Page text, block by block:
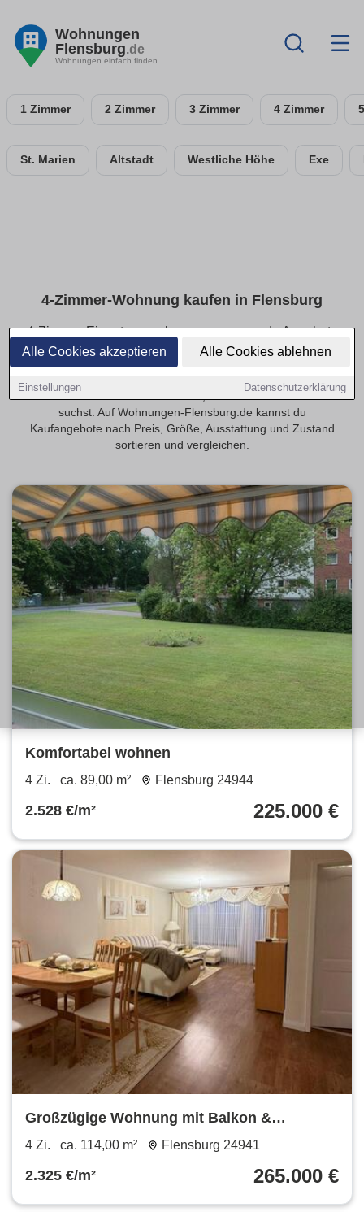
Alle Cookies akzeptieren Alle Cookies ablehnen
Einstellungen Datenschutzerklärung
Wohnungen
Flensburg.de
Wohnungen einfach finden
1 Zimmer 2 Zimmer 3 Zimmer 4 Zimmer
St. Marien Altstadt Westliche Höhe Exe
4-Zimmer-Wohnung kaufen in Flensburg
4-Zimmer-Eigentumswohnungen: passende Angebote
schnell finden
wenn du mehr Raum für Familie, Gäste oder Homeoffice
suchst. Auf Wohnungen-Flensburg.de kannst du
Kaufangebote nach Preis, Größe, Ausstattung und Zustand
sortieren und vergleichen.
Komfortabel wohnen
4 Zi. ca. 89,00 m² Flensburg 24944
2.528 €/m² 225.000 €
Großzügige Wohnung mit Balkon &
Stellplatz in FL
4 Zi. ca. 114,00 m² Flensburg 24941
2.325 €/m² 265.000 €